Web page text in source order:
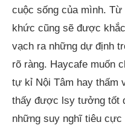
cuộc sống của mình.
khức cũng sẽ được
vạch ra những dự định
rõ ràng. Haycafe muốn
tự kỉ Nội Tâm hay thấm
thấy được lsy tưởng tốt
những suy nghĩ tiêu cực